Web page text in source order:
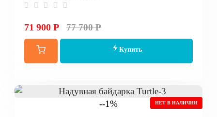
71 900 Р 77 700 Р
Купить
--1% НЕТ В НАЛИЧИИ